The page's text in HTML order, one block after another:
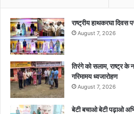
राष्ट्रीय हाथकरघा दिवस
August 7, 2026
तिरंगे को सलाम, राष्ट्र
गरिमामय ध्वजारोहण
August 7, 2026
बेटी बचाओ बेटी पढ़ाओ